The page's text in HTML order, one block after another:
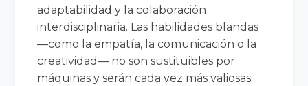
adaptabilidad y la colaboración
interdisciplinaria. Las habilidades blandas
—como la empatía, la comunicación o la
creatividad— no son sustituibles por
máquinas y serán cada vez más valiosas.